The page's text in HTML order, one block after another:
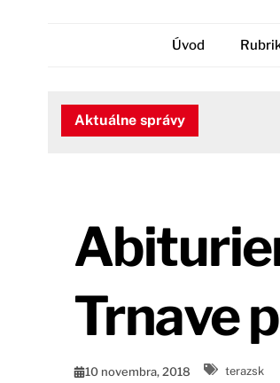
Úvod
Aktuálne správy
Trnave
10 novembra, 2018 terazsk